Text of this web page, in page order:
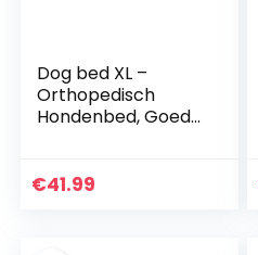
Dog bed XL –
Orthopedisch
Hondenbed, Goed
Geheugenschuim
€41.99